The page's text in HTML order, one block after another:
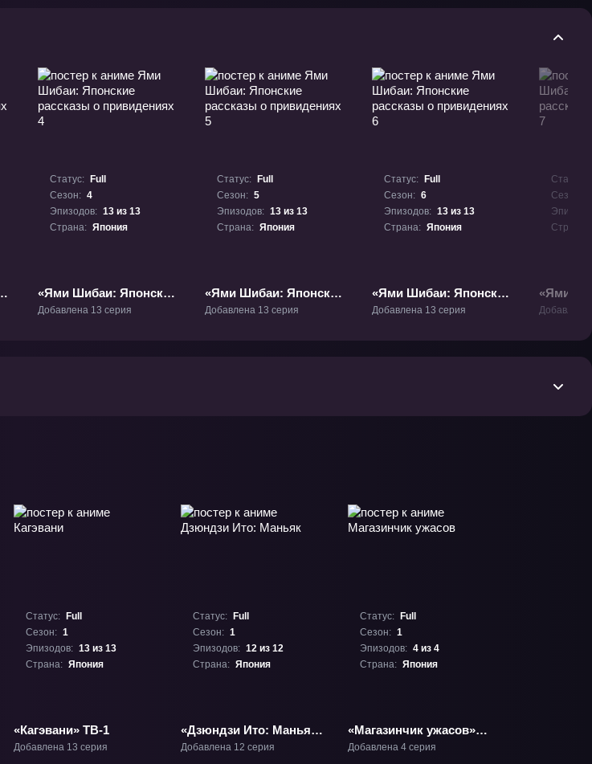
Статус:
Full
Сезон: 4
Эпизодов: 13 из 13
Страна: Япония
«Ями Шибаи: Японские
рассказы о
Добавлена 13 серия
Статус:
Full
Сезон: 5
Эпизодов: 13 из 13
Страна: Япония
«Ями Шибаи: Японские
рассказы о
Добавлена 13 серия
Статус:
Full
Сезон: 6
Эпизодов: 13 из 13
Страна: Япония
«Ями Шибаи: Японские
рассказы о
Добавлена 13 серия
Статус:
Сезон:
Страна:
«Ями
Добавлена
Статус:
Full
Сезон: 1
Эпизодов: 13 из 13
Страна: Япония
«Кагэвани» ТВ-1
Добавлена 13 серия
Статус:
Full
Сезон: 1
Эпизодов: 12 из 12
Страна: Япония
«Дзюндзи Ито: Маньяк»
ТВ-1
Добавлена 12 серия
Статус:
Full
Сезон: 1
Эпизодов: 4 из 4
Страна: Япония
«Магазинчик ужасов»
ТВ-1
Добавлена 4 серия